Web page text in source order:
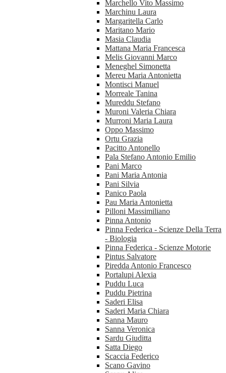
Marchello Vito Massimo
Marchinu Laura
Margaritella Carlo
Maritano Mario
Masia Claudia
Mattana Maria Francesca
Melis Giovanni Marco
Meneghel Simonetta
Mereu Maria Antonietta
Montisci Manuel
Morreale Tanina
Mureddu Stefano
Muroni Valeria Chiara
Murroni Maria Laura
Oppo Massimo
Ortu Grazia
Pacitto Antonello
Pala Stefano Antonio Emilio
Pani Marco
Pani Maria Antonia
Pani Silvia
Panico Paola
Pau Maria Antonietta
Pilloni Massimiliano
Pinna Antonio
Pinna Federica - Scienze Della Terra
- Biologia
Pinna Federica - Scienze Motorie
Pintus Salvatore
Piredda Antonio Francesco
Portalupi Alexia
Puddu Luca
Puddu Pietrina
Saderi Elisa
Saderi Maria Chiara
Sanna Mauro
Sanna Veronica
Sardu Giuditta
Satta Diego
Scaccia Federico
Scano Gavino